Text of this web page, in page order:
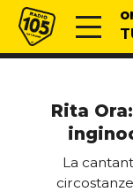
Vai al contenuto
Radio 105
Rita
La